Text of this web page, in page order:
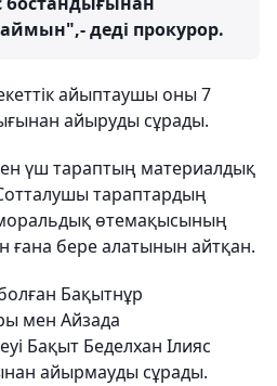
деді прокурор.
айыптаушы оны 7
айыруды сұрады.
үш тараптың материалдық
тараптардың
өтемақысының
ғана бере алатынын айтқан.
Бақытнұр
мен Айзада
Бақыт Беделхан Ілияс
айырмауды сұрады.